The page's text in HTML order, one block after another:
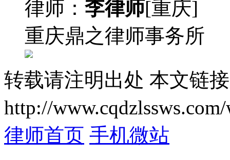
律师： 李律师[重庆]
重庆鼎之律师事务所
转载请注明出处 本文链
http://
律师首页 手机微站